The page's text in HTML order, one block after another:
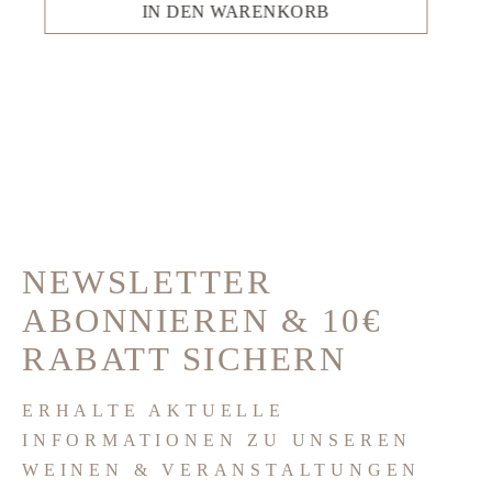
IN DEN WARENKORB
NEWSLETTER
ABONNIEREN & 10€
RABATT SICHERN
ERHALTE AKTUELLE
INFORMATIONEN ZU UNSEREN
WEINEN & VERANSTALTUNGEN